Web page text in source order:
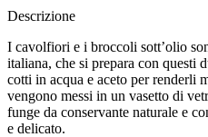
Descrizione
I cavolfiori e i broccoli sott’olio
italiana, che si prepara con questi
cotti in acqua e aceto per renderli
vengono messi in un vasetto di
funge da conservante naturale e
e delicato.